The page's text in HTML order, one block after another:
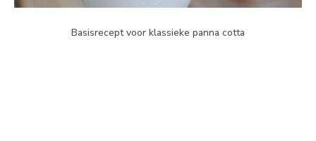
Basisrecept voor klassieke panna cotta